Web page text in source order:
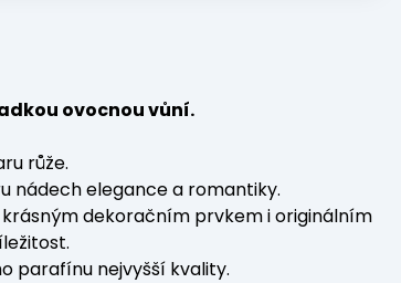
ovocnou vůní.
růže.
nádech elegance a romantiky.
dekoračním prvkem i originálním
parafínu nejvyšší kvality.